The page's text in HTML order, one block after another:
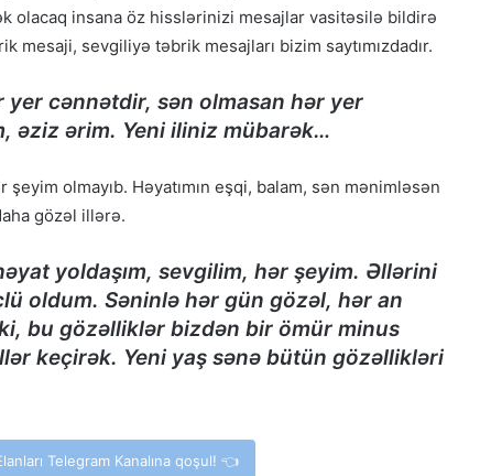
olacaq insana öz hisslərinizi mesajlar vasitəsilə bildirə
sevgiliyə təbrik mesajları bizim saytımızdadır.
yer cənnətdir, sən olmasan hər yer
əziz ərim. Yeni iliniz mübarək…
olmayıb. Həyatımın eşqi, balam, sən mənimləsən
gözəl illərə.
yoldaşım, sevgilim, hər şeyim. Əllərini
oldum. Səninlə hər gün gözəl, hər an
bu gözəlliklər bizdən bir ömür minus
keçirək. Yeni yaş sənə bütün gözəllikləri
Telegram Kanalına qoşul! 👈